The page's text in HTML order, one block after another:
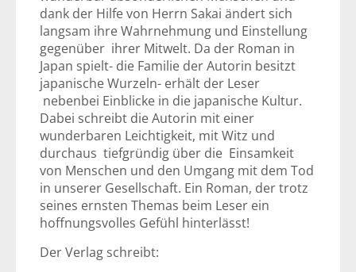
dank der Hilfe von Herrn Sakai ändert sich
langsam ihre Wahrnehmung und Einstellung
gegenüber ihrer Mitwelt. Da der Roman in
Japan spielt- die Familie der Autorin besitzt
japanische Wurzeln- erhält der Leser
nebenbei Einblicke in die japanische Kultur.
Dabei schreibt die Autorin mit einer
wunderbaren Leichtigkeit, mit Witz und
durchaus tiefgründig über die Einsamkeit
von Menschen und den Umgang mit dem Tod
in unserer Gesellschaft. Ein Roman, der trotz
seines ernsten Themas beim Leser ein
hoffnungsvolles Gefühl hinterlässt!
Der Verlag schreibt: